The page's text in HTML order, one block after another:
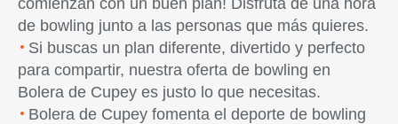
de bowling junto a las personas que más quieres.
Si buscas un plan diferente, divertido y perfecto
para compartir, nuestra oferta de bowling en
Bolera de Cupey es justo lo que necesitas.
Bolera de Cupey fomenta el deporte de bowling